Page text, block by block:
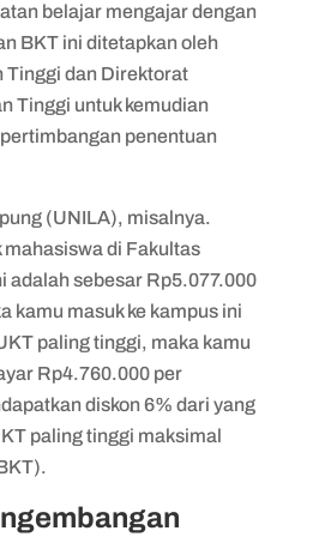
belajar mengajar dengan
BKT ini ditetapkan oleh
Tinggi dan Direktorat
Tinggi untuk kemudian
penentuan
(UNILA), misalnya.
di Fakultas
adalah sebesar Rp5.077.000
kamu masuk ke kampus ini
paling tinggi, maka kamu
Rp4.760.000 per
diskon 6% dari yang
paling tinggi maksimal